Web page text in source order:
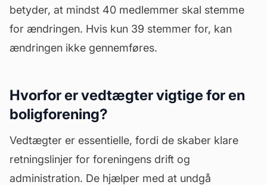
betyder, at mindst 40 medlemmer skal stemme
for ændringen. Hvis kun 39 stemmer for, kan
ændringen ikke gennemføres.
Hvorfor er vedtægter vigtige for en
boligforening?
Vedtægter er essentielle, fordi de skaber klare
retningslinjer for foreningens drift og
administration. De hjælper med at undgå